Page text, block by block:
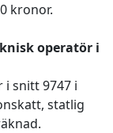
kronor.
operatör i
snitt 9747 i
statlig